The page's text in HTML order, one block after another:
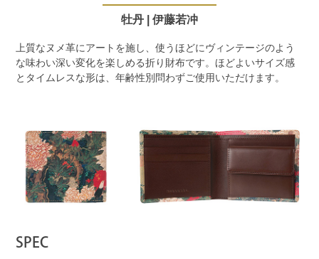
牡丹 | 伊藤若冲
上質なヌメ革にアートを施し、使うほどにヴィンテージのよう
な味わい深い変化を楽しめる折り財布です。ほどよいサイズ感
とタイムレスな形は、年齢性別問わずご使用いただけます。
SPEC